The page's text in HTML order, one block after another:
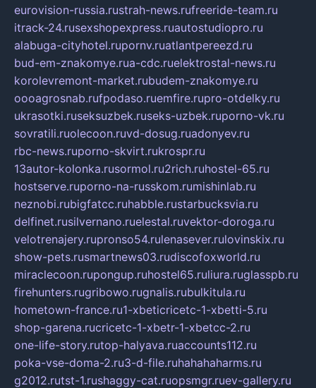
eurovision-russia.rustrah-news.rufreeride-team.ru
itrack-24.rusexshopexpress.ruautostudiopro.ru
alabuga-cityhotel.rupornv.ruatlantpereezd.ru
bud-em-znakomye.rua-cdc.ruelektrostal-news.ru
korolevremont-market.rubudem-znakomye.ru
oooagrosnab.rufpodaso.ruemfire.rupro-otdelky.ru
ukrasotki.ruseksuzbek.ruseks-uzbek.ruporno-vk.ru
sovratili.ruolecoon.ruvd-dosug.ruadonyev.ru
rbc-news.ruporno-skvirt.rukrospr.ru
13autor-kolonka.rusormol.ru2rich.ruhostel-65.ru
hostserve.ruporno-na-russkom.rumishinlab.ru
neznobi.rubigfatcc.ruhabble.rustarbucksvia.ru
delfinet.rusilvernano.ruelestal.ruvektor-doroga.ru
velotrenajery.rupronso54.rulenasever.rulovinskix.ru
show-pets.rusmartnews03.rudiscofoxworld.ru
miraclecoon.rupongup.ruhostel65.ruliura.ruglasspb.ru
firehunters.rugribowo.rugnalis.rubulkitula.ru
hometown-france.ru1-xbeticricetc-1-xbetti-5.ru
shop-garena.rucricetc-1-xbetr-1-xbetcc-2.ru
one-life-story.rutop-halyava.ruaccounts112.ru
poka-vse-doma-2.ru3-d-file.ruhahahaharms.ru
g2012.rutst-1.rushaggy-cat.ruopsmgr.ruev-gallery.ru